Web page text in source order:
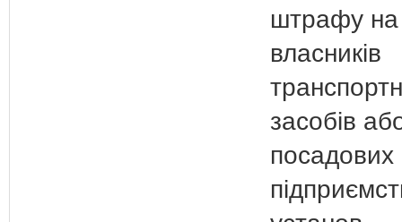
штрафу на
власників
засобів
посадових